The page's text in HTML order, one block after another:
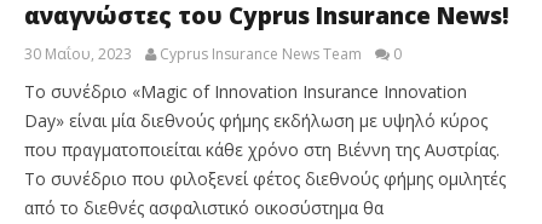
αναγνώστες του Cyprus Insurance News!
30 Μαΐου, 2023 Cyprus Insurance News Team 0
Το συνέδριο «Magic of Innovation Insurance Innovation
Day» είναι μία διεθνούς φήμης εκδήλωση με υψηλό κύρος
που πραγματοποιείται κάθε χρόνο στη Βιέννη της Αυστρίας.
Το συνέδριο που φιλοξενεί φέτος διεθνούς φήμης ομιλητές
από το διεθνές ασφαλιστικό οικοσύστημα θα